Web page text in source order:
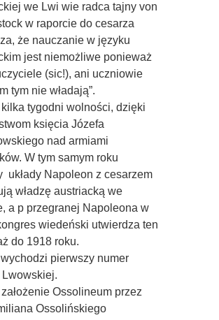
we Lwi wie radca tajny von
w raporcie do cesarza
że nauczanie w języku
jest niemożliwe ponieważ
(sic!), ani uczniowie
tym nie władają”.
tygodni wolności, dzięki
księcia Józefa
nad armiami
W tym samym roku 
 układy Napoleon z cesarzem
władzę austriacką we
a p przegranej Napoleona w
wiedeński utwierdza ten
do 1918 roku.
pierwszy numer
Lwowskiej.
Ossolineum przez
Ossolińskiego